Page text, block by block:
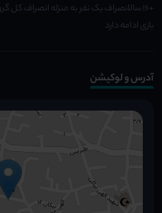
+۱۶ سالانصراف یک نفر به منزله انصراف کل
بازی ادامه دارد
آدرس و لوکیشن